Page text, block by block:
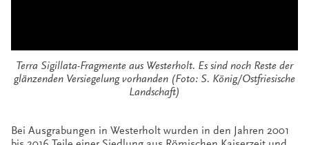
Terra Sigillata-Fragmente aus Westerholt. Es sind noch Reste der
glänzenden Versiegelung vorhanden (Foto: S. König/Ostfriesische
Landschaft)
Bei Ausgrabungen in Westerholt wurden in den Jahren 2001